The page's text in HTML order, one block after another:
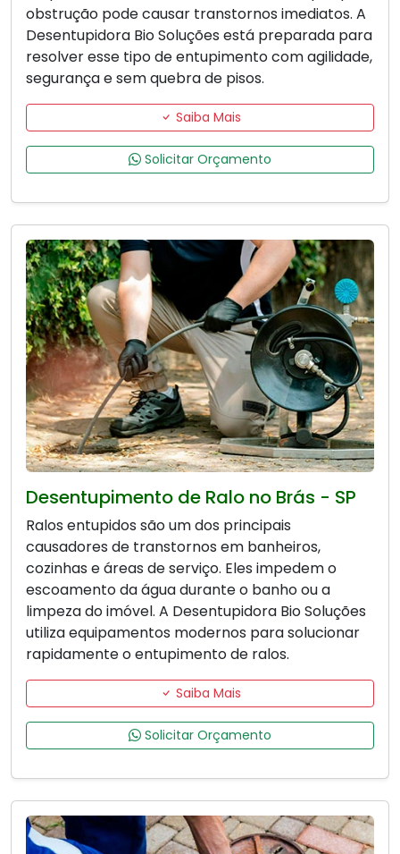
obstrução pode causar transtornos imediatos. A
Desentupidora Bio Soluções está preparada para
resolver esse tipo de entupimento com agilidade,
segurança e sem quebra de pisos.
Saiba Mais
Solicitar Orçamento
Desentupimento de Ralo no Brás - SP
Ralos entupidos são um dos principais
causadores de transtornos em banheiros,
cozinhas e áreas de serviço. Eles impedem o
escoamento da água durante o banho ou a
limpeza do imóvel. A Desentupidora Bio Soluções
utiliza equipamentos modernos para solucionar
rapidamente o entupimento de ralos.
Saiba Mais
Solicitar Orçamento